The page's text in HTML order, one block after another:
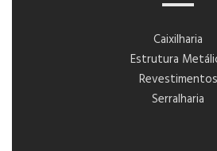
Caixilharia
Estrutura
Revestimentos
Serralharia